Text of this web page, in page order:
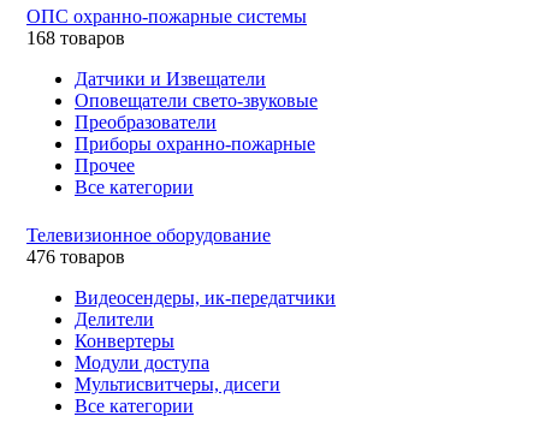
ОПС охранно-пожарные системы
168 товаров
Датчики и Извещатели
Оповещатели свето-звуковые
Преобразователи
Приборы охранно-пожарные
Прочее
Все категории
Телевизионное оборудование
476 товаров
Видеосендеры, ик-передатчики
Делители
Конвертеры
Модули доступа
Мультисвитчеры, дисеги
Все категории